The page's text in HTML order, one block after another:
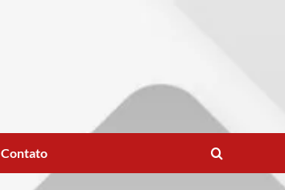
Contato